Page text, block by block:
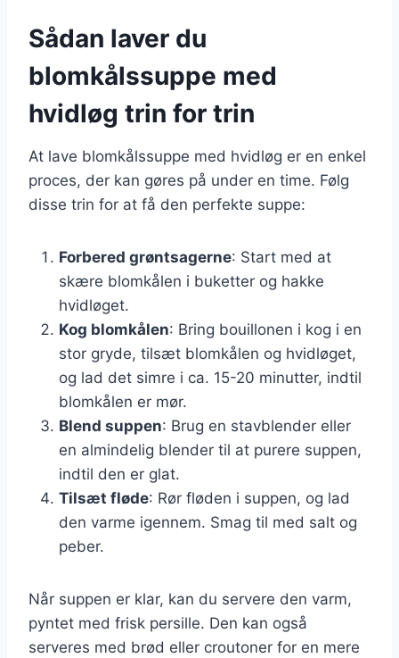
Sådan laver du
blomkålssuppe med
hvidløg trin for trin
At lave blomkålssuppe med hvidløg er en enkel
proces, der kan gøres på under en time. Følg
disse trin for at få den perfekte suppe:
Forbered grøntsagerne: Start med at
skære blomkålen i buketter og hakke
hvidløget.
Kog blomkålen: Bring bouillonen i kog i en
stor gryde, tilsæt blomkålen og hvidløget,
og lad det simre i ca. 15-20 minutter, indtil
blomkålen er mør.
Blend suppen: Brug en stavblender eller
en almindelig blender til at purere suppen,
indtil den er glat.
Tilsæt fløde: Rør fløden i suppen, og lad
den varme igennem. Smag til med salt og
peber.
Når suppen er klar, kan du servere den varm,
pyntet med frisk persille. Den kan også
serveres med brød eller croutoner for en mere